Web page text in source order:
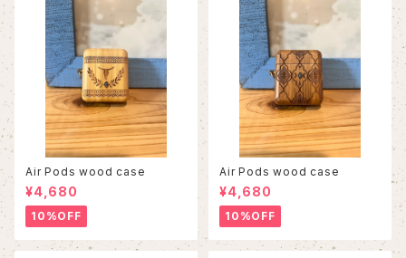
Air Pods wood case
¥4,680
10%OFF
Air Pods wood case
¥4,680
10%OFF